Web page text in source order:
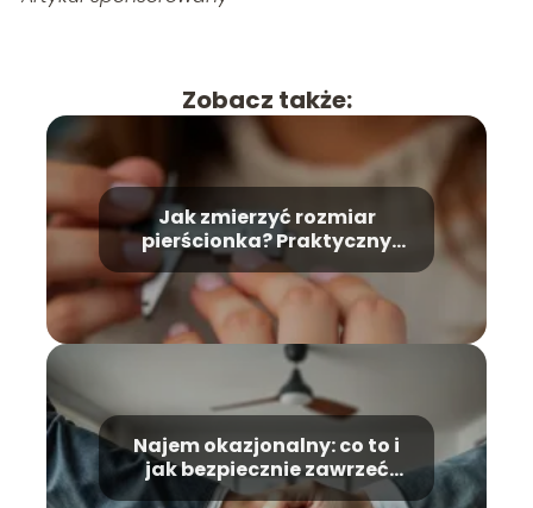
Zobacz także:
Jak zmierzyć rozmiar
pierścionka? Praktyczny
przewodnik krok po kroku
Najem okazjonalny: co to i
jak bezpiecznie zawrzeć
umowę?